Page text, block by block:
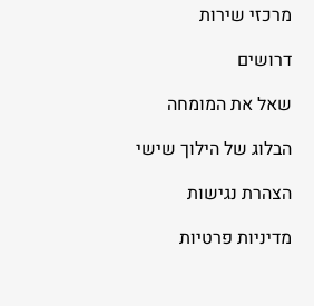
מרכזי שירות
דרושים
שאל את המומחה
הבלוג של הילוך שישי
הצהרת נגישות
מדיניות פרטיות